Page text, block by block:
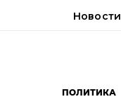
Новости
ПОЛИТИКА